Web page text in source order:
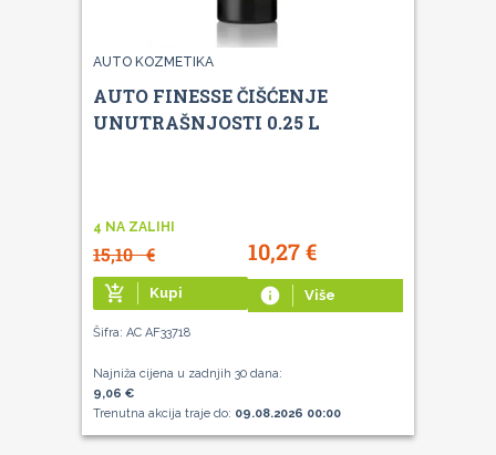
AUTO KOZMETIKA
AUTO FINESSE ČIŠĆENJE
UNUTRAŠNJOSTI 0.25 L
4 NA ZALIHI
15,10€ 10,27€
add_shopping_cart Kupi info Više
Šifra: AC AF33718
Najniža cijena u zadnjih 30 dana:
9,06 €
Trenutna akcija traje do: 09.08.2026 00:00